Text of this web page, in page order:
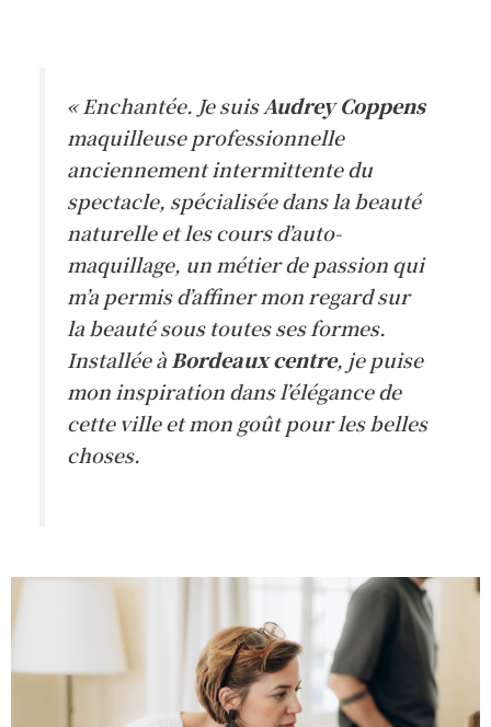
« Enchantée. Je suisAudrey Coppens
maquilleuse professionnelle
anciennement intermittente du
spectacle, spécialisée dans la beauté
naturelle et les cours d’auto-
maquillage, un métier de passion qui
m’a permis d’affiner mon regard sur
la beauté sous toutes ses formes.
Installée àBordeaux centre, je puise
mon inspiration dans l’élégance de
cette ville et mon goût pour les belles
choses.